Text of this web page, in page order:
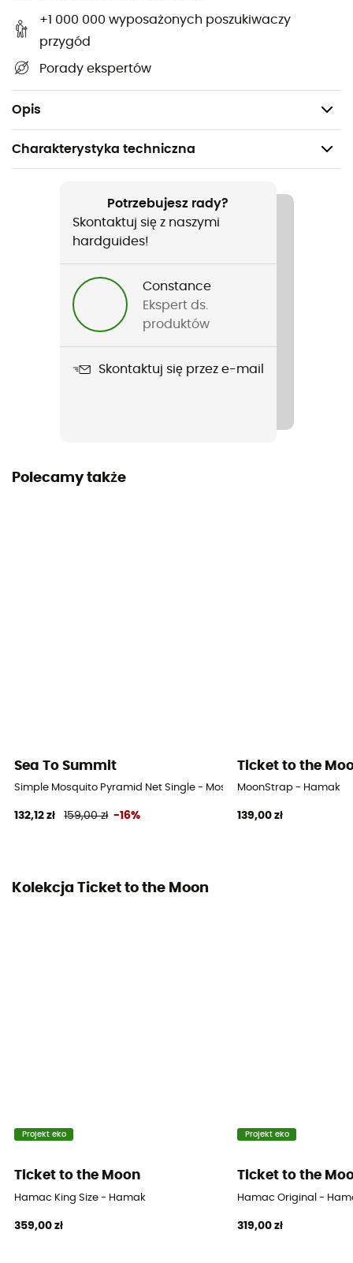
+1 000 000 wyposażonych poszukiwaczy
przygód
Porady ekspertów
Opis
Wymiary: 280 x 130 cm
Siatka: 81 otworów / cm2
Waga: 450g
Charakterystyka techniczna
Turystyka piesza / Podróże / Kemping / Codzienny
użytek / Biwakowanie
Nazwa produktu
Moustiquaire de hamac 360°
Potrzebujesz rady?
Skontaktuj się z naszymi
hardguides!
Constance
Ekspert ds.
produktów
Skontaktuj się przez e-mail
Polecamy także
Sea To Summit
Simple Mosquito Pyramid Net Single - Moskitiera
132,12 zł 159,00 zł -16%
Ticket to the
MoonStrap - Hamak
139,00 zł
Kolekcja Ticket to the Moon
Projekt eko
Ticket to the Moon
Hamac King Size - Hamak
359,00 zł
Projekt eko
Ticket to the
Hamac Original -
319,00 zł